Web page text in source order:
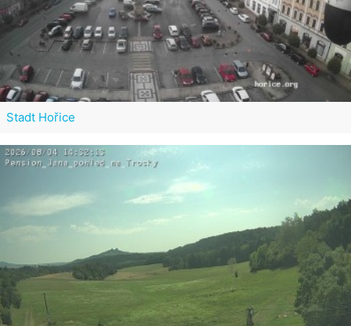
Stadt Hořice